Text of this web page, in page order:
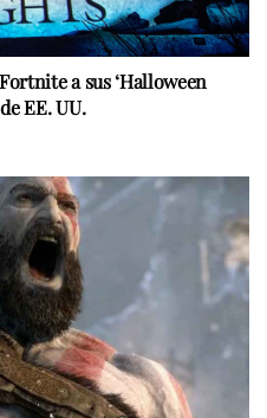
a sus ‘Halloween
EE. UU.